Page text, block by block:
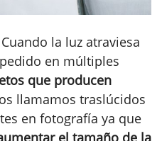
la luz atraviesa
en múltiples
que producen
llamamos traslúcidos
en fotografía ya que